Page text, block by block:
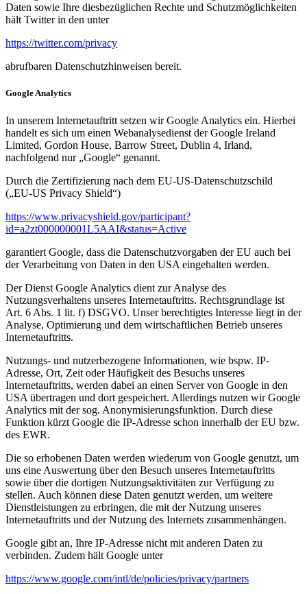
Daten sowie Ihre diesbezüglichen Rechte und Schutzmöglichkeiten
hält Twitter in den unter
https://twitter.com/privacy
abrufbaren Datenschutzhinweisen bereit.
Google Analytics
In unserem Internetauftritt setzen wir Google Analytics ein. Hierbei
handelt es sich um einen Webanalysedienst der Google Ireland
Limited, Gordon House, Barrow Street, Dublin 4, Irland,
nachfolgend nur „Google“ genannt.
Durch die Zertifizierung nach dem EU-US-Datenschutzschild
(„EU-US Privacy Shield“)
https://www.privacyshield.gov/participant?
id=a2zt000000001L5AAI&status=Active
garantiert Google, dass die Datenschutzvorgaben der EU auch bei
der Verarbeitung von Daten in den USA eingehalten werden.
Der Dienst Google Analytics dient zur Analyse des
Nutzungsverhaltens unseres Internetauftritts. Rechtsgrundlage ist
Art. 6 Abs. 1 lit. f) DSGVO. Unser berechtigtes Interesse liegt in der
Analyse, Optimierung und dem wirtschaftlichen Betrieb unseres
Internetauftritts.
Nutzungs- und nutzerbezogene Informationen, wie bspw. IP-
Adresse, Ort, Zeit oder Häufigkeit des Besuchs unseres
Internetauftritts, werden dabei an einen Server von Google in den
USA übertragen und dort gespeichert. Allerdings nutzen wir Google
Analytics mit der sog. Anonymisierungsfunktion. Durch diese
Funktion kürzt Google die IP-Adresse schon innerhalb der EU bzw.
des EWR.
Die so erhobenen Daten werden wiederum von Google genutzt, um
uns eine Auswertung über den Besuch unseres Internetauftritts
sowie über die dortigen Nutzungsaktivitäten zur Verfügung zu
stellen. Auch können diese Daten genutzt werden, um weitere
Dienstleistungen zu erbringen, die mit der Nutzung unseres
Internetauftritts und der Nutzung des Internets zusammenhängen.
Google gibt an, Ihre IP-Adresse nicht mit anderen Daten zu
verbinden. Zudem hält Google unter
https://www.google.com/intl/de/policies/privacy/partners